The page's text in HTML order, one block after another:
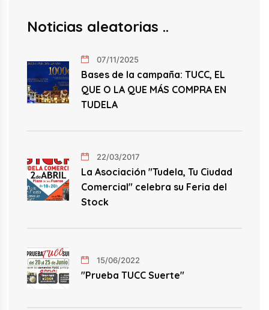
Noticias aleatorias
07/11/2025
Bases de la campaña: TUCC, EL
QUE O LA QUE MÁS COMPRA EN
TUDELA
22/03/2017
La Asociación "Tudela, Tu Ciudad
Comercial" celebra su Feria del
Stock
15/06/2022
"Prueba TUCC Suerte"